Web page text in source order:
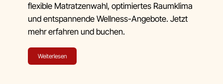
flexible Matratzenwahl, optimiertes Raumklima
und entspannende Wellness-Angebote. Jetzt
mehr erfahren und buchen.
Weiterlesen